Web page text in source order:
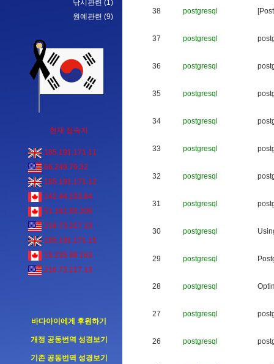
낚시관련 (1)
원예관련 (9)
현재 접속자
185.191.171.11
66.249.79.32
185.191.171.12
142.44.233.64
51.161.65.209
216.73.217.13
185.191.171.15
15.235.98.163
216.73.217.13
바다아이에게 후원하기
개정 공동번역 성경보기
기존 공동번역 성경보기
38 postgresql [Post
37 postgresql post
36 postgresql post
35 postgresql post
34 postgresql post
33 postgresql post
32 postgresql post
31 postgresql post
30 postgresql Usin
29 postgresql Post
28 postgresql Opti
27 postgresql post
26 postgresql post